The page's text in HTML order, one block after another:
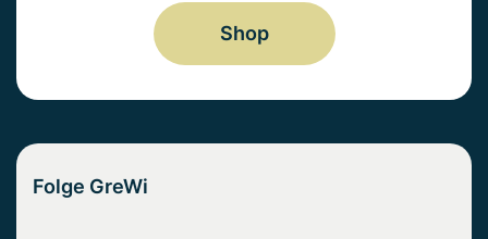
Shop
Folge GreWi